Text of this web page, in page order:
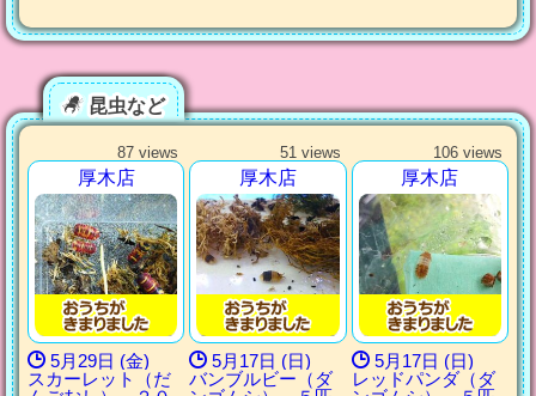
昆虫など
87 views
厚木店
5月29日 (金)
スカーレット（だ
51 views
厚木店
5月17日 (日)
バンブルビー（ダ
106 views
厚木店
5月17日 (日)
レッドパンダ（ダ